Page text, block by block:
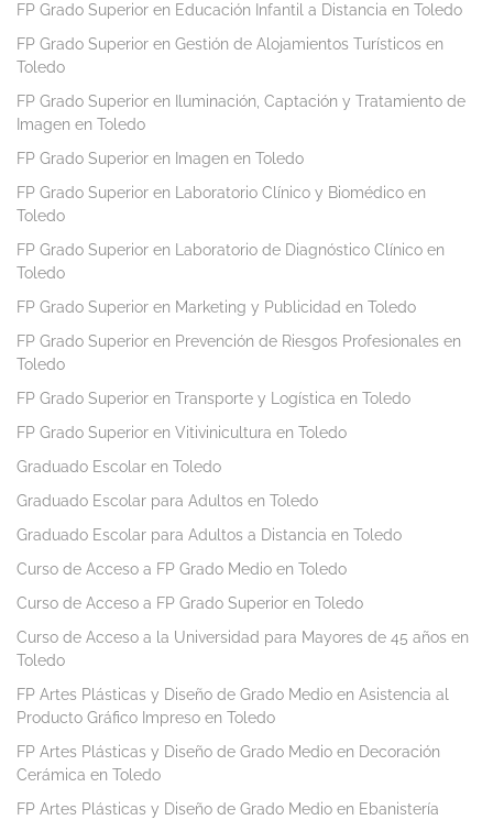
FP Grado Superior en Educación Infantil a Distancia en Toledo
FP Grado Superior en Gestión de Alojamientos Turísticos en
Toledo
FP Grado Superior en Iluminación, Captación y Tratamiento de
Imagen en Toledo
FP Grado Superior en Imagen en Toledo
FP Grado Superior en Laboratorio Clínico y Biomédico en
Toledo
FP Grado Superior en Laboratorio de Diagnóstico Clínico en
Toledo
FP Grado Superior en Marketing y Publicidad en Toledo
FP Grado Superior en Prevención de Riesgos Profesionales en
Toledo
FP Grado Superior en Transporte y Logística en Toledo
FP Grado Superior en Vitivinicultura en Toledo
Graduado Escolar en Toledo
Graduado Escolar para Adultos en Toledo
Graduado Escolar para Adultos a Distancia en Toledo
Curso de Acceso a FP Grado Medio en Toledo
Curso de Acceso a FP Grado Superior en Toledo
Curso de Acceso a la Universidad para Mayores de 45 años en
Toledo
FP Artes Plásticas y Diseño de Grado Medio en Asistencia al
Producto Gráfico Impreso en Toledo
FP Artes Plásticas y Diseño de Grado Medio en Decoración
Cerámica en Toledo
FP Artes Plásticas y Diseño de Grado Medio en Ebanistería